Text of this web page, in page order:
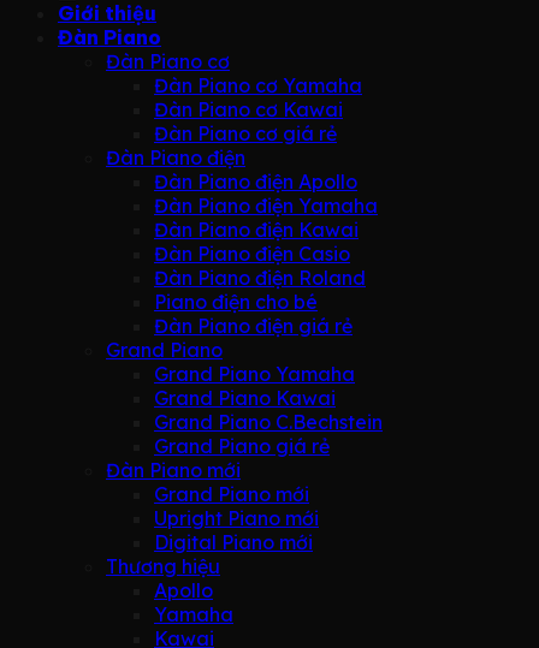
Giới thiệu
Đàn Piano
Đàn Piano cơ
Đàn Piano cơ Yamaha
Đàn Piano cơ Kawai
Đàn Piano cơ giá rẻ
Đàn Piano điện
Đàn Piano điện Apollo
Đàn Piano điện Yamaha
Đàn Piano điện Kawai
Đàn Piano điện Casio
Đàn Piano điện Roland
Piano điện cho bé
Đàn Piano điện giá rẻ
Grand Piano
Grand Piano Yamaha
Grand Piano Kawai
Grand Piano C.Bechstein
Grand Piano giá rẻ
Đàn Piano mới
Grand Piano mới
Upright Piano mới
Digital Piano mới
Thương hiệu
Apollo
Yamaha
Kawai